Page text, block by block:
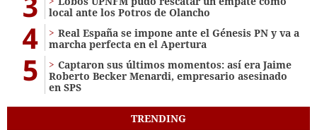
local ante los Potros de Olancho
4
Real España se impone ante el Génesis PN y va a
marcha perfecta en el Apertura
5
Captaron sus últimos momentos: así era Jaime
Roberto Becker Menardi​​​, empresario asesinado
en SPS
TRENDING